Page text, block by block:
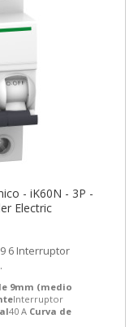
- iK60N - 3P -
Electric
9mm (medio
Interruptor
40 A Curva de